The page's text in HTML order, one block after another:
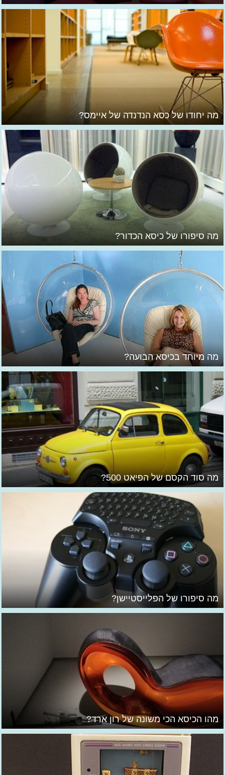
מה יחודו של כסא הנדנדה של איימס?
מה סיפורו של כיסא הכדור?
מה מיוחד בכיסא הבועה?
מה סוד הקסם של הפיאט 500?
מה סיפורו של הפלייסטיישן?
מהו הכיסא הכי משונה של רון ארד?